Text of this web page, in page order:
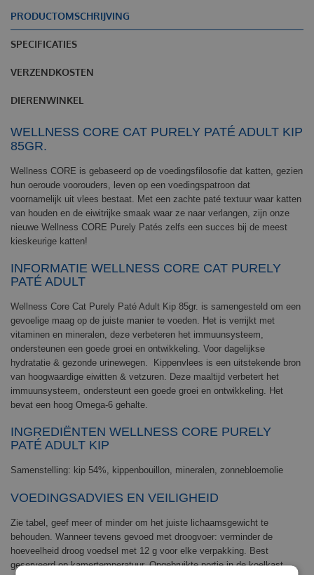
PRODUCTOMSCHRIJVING
SPECIFICATIES
VERZENDKOSTEN
DIERENWINKEL
WELLNESS CORE CAT PURELY PATÉ ADULT KIP
85GR.
Wellness CORE is gebaseerd op de voedingsfilosofie dat katten, gezien
hun oeroude voorouders, leven op een voedingspatroon dat
voornamelijk uit vlees bestaat. Met een zachte paté textuur waar katten
van houden en de eiwitrijke smaak waar ze naar verlangen, zijn onze
nieuwe Wellness CORE Purely Patés zelfs een succes bij de meest
kieskeurige katten!
INFORMATIE WELLNESS CORE CAT PURELY
PATÉ ADULT
Wellness Core Cat Purely Paté Adult Kip 85gr. is samengesteld om een
gevoelige maag op de juiste manier te voeden. Het is verrijkt met
vitaminen en mineralen, deze verbeteren het immuunsysteem,
ondersteunen een goede groei en ontwikkeling. Voor dagelijkse
hydratatie & gezonde urinewegen. Kippenvlees is een uitstekende bron
van hoogwaardige eiwitten & vetzuren. Deze maaltijd verbetert het
immuunsysteem, ondersteunt een goede groei en ontwikkeling. Het
bevat een hoog Omega-6 gehalte.
INGREDIËNTEN WELLNESS CORE PURELY
PATÉ ADULT KIP
Samenstelling: kip 54%, kippenbouillon, mineralen, zonnebloemolie
VOEDINGSADVIES EN VEILIGHEID
Zie tabel, geef meer of minder om het juiste lichaamsgewicht te
behouden. Wanneer tevens gevoed met droogvoer: verminder de
hoeveelheid droog voedsel met 12 g voor elke verpakking. Best
geserveerd op kamertemperatuur. Ongebruikte portie in de koelkast